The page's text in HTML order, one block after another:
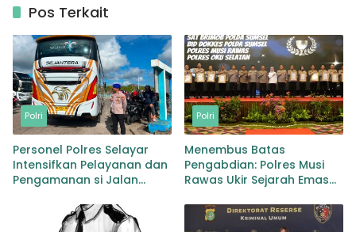
Pos Terkait
Polri
Personel Polres Selayar
Intensifkan Pelayanan dan
Pengamanan si Jalan
Masyarakat, Hingga
Pelabuhan
Polri
Menembus Batas
Pengabdian: Polres Musi
Rawas Ukir Sejarah Emas
Bawah Kepemimpinan
AKBP Agung Adhitya